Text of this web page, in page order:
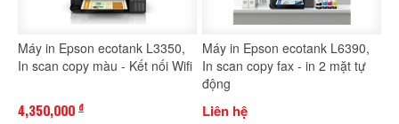
Máy in Epson ecotank L3350,
In scan copy màu - Kết nối Wifi
4,350,000 đ
Máy in Epson ecotank L6390,
In scan copy fax - in 2 mặt tự
động
Liên hệ